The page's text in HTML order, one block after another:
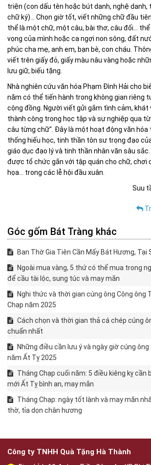
triện (con dấu tên hoặc bút danh, nghệ danh,
chữ ký)... Chọn giờ tốt, viết những chữ đầu
thể là một chữ, một câu, bài thơ, câu đối...
vọng của mình hoặc ca ngợi non sông, đất
phúc cha mẹ, anh em, bạn bè, con cháu.
viết trên giấy đỏ, giấy màu nâu vàng hoặc
lưu giữ, biếu tặng.
Nhà nghiên cứu văn hóa Phạm Đình Hải cho
năm có thể tiến hành trong không gian riêng
cộng đồng. Người viết gửi gắm tình cảm, khát
thành công trong học tập và sự nghiệp qua
câu từng chữ". Đây là một hoạt động văn hóa
thống hiếu học, tinh thần tôn sư trọng đạo
giáo dục đạo lý và tinh thần nhân văn sâu
được tổ chức gắn với tập quán cho chữ, chơi
họa... trong các lễ hội đầu xuân.
Suu
Góc gốm Bát Tràng khác
Ban Thờ Gia Tiên Cần Mấy Bát Hương, Tại
Ngoài mua vàng, 5 thứ có thể mua trong
để cầu tài lộc, sung túc và may mắn
Nghi thức và thời gian cúng ông Công ông
Chạp năm 2025
Cách chọn và thời gian thả cá chép cúng
chuẩn nhất
Những điều cần lưu ý và ngày giờ cúng
năm Ất Tỵ 2025
Tháng Chạp cuối năm: 5 điều kiêng kỵ cần
mới Ất Tỵ bình an, may mắn
Tháng Chạp: ngày tốt lành và may mắn
thờ, tỉa dọn chân hương
Công ty TNHH Quà Tặng Hà Thành